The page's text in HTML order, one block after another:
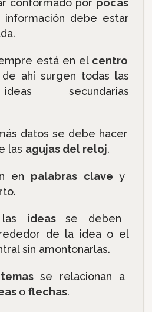
conformado por pocas
información debe estar
está en el centro
ahí surgen todas las
secundarias
datos se debe hacer
las agujas del reloj.
en palabras clavey
las ideasse deben
de la idea o el
sin amontonarlas.
se relacionan a
o flechas.